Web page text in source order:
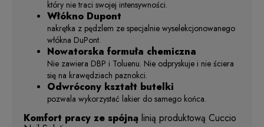
który nie traci swojej intensywności.
Włókno Dupont
nakrętka z pędzlem ze specjalnie wyselekcjonowanego
włókna DuPont.
Nowatorska formuła chemiczna
Nie zawiera DBP i Toluenu. Nie odpryskuje i nie ściera
się na krawędziach paznokci.
Odwrócony kształt butelki
pozwala wykorzystać lakier do samego końca.
Komfort pracy ze spójną linią produktową Cuccio